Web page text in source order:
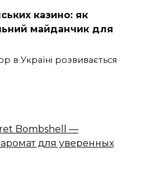
казино: як
майданчик для
в Україні розвивається